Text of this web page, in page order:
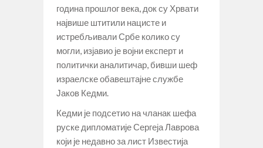
година прошлог века, док су Хрвати
највише штитили нацисте и
истребљивали Србе колико су
могли, изјавио је војни експерт и
политички аналитичар, бивши шеф
израелске обавештајне службе
Јаков Кедми.
Кедми је подсетио на чланак шефа
руске дипломатије Сергеја Лаврова
који је недавно за лист Известија